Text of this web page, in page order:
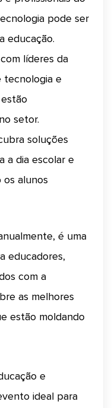
pode ser
educação.
líderes da
tecnologia e
setor.
soluções
a dia escolar e
alunos
é uma
educadores,
com a
as melhores
estão moldando
e
ideal para